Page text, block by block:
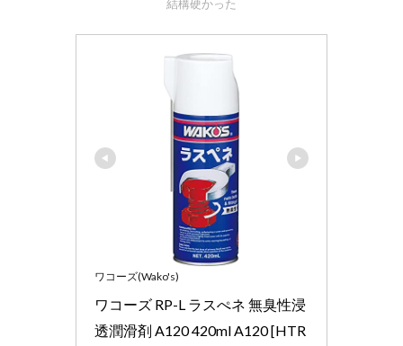
結構硬かった
ワコーズ(Wako's)
ワコーズ RP-L ラスぺネ 無臭性浸
透潤滑剤 A120 420ml A120 [HTR